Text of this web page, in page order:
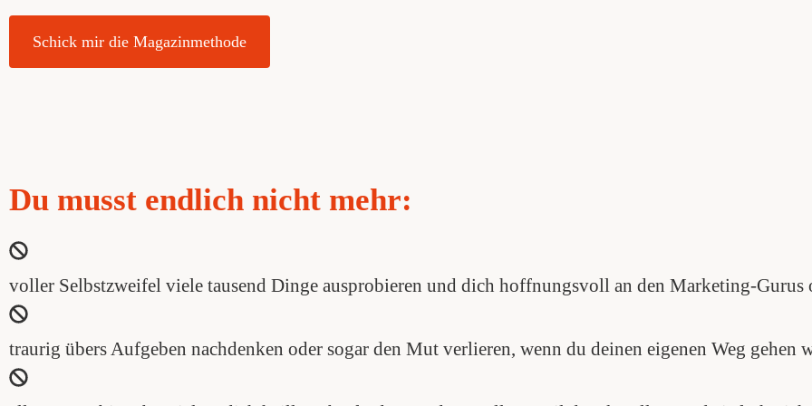
Schick mir die Magazinmethode
Du musst endlich nicht mehr:
voller Selbstzweifel viele tausend Dinge ausprobieren und dich hoffnungsvoll an den Marketing-Gurus
traurig übers Aufgeben nachdenken oder sogar den Mut verlieren, wenn du deinen eigenen Weg gehen